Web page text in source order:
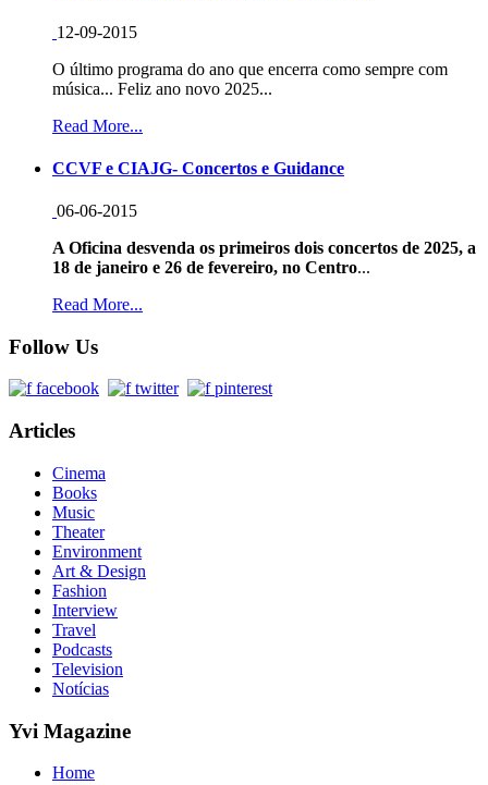
12-09-2015
O último programa do ano que encerra como sempre com
música... Feliz ano novo 2025...
Read More...
CCVF e CIAJG- Concertos e Guidance
06-06-2015
A Oficina desvenda os primeiros dois concertos de 2025, a
18 de janeiro e 26 de fevereiro, no Centro...
Read More...
Follow Us
Articles
Cinema
Books
Music
Theater
Environment
Art & Design
Fashion
Interview
Travel
Podcasts
Television
Notícias
Yvi Magazine
Home